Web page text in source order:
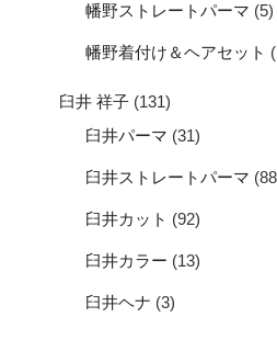
幡野ストレートパーマ (5)
幡野着付け＆ヘアセット
臼井 祥子 (131)
臼井パーマ (31)
臼井ストレートパーマ
臼井カット (92)
臼井カラー (13)
臼井ヘナ (3)